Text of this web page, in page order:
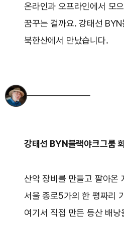
온라인과 오프라인에서 모
꿈꾸는 걸까요. 강태선
북한산에서 만났습니다.
강태선 BYN블랙야크그룹
산악 장비를 만들고 팔아온
서울 종로5가의 한 평짜리
여기서 직접 만든 등산 배낭